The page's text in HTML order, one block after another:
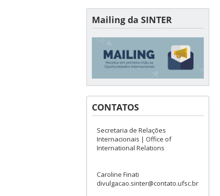
Mailing da SINTER
CONTATOS
Secretaria de Relações
Internacionais | Office of
International Relations
Caroline Finati
divulgacao.sinter@contato.ufsc.br